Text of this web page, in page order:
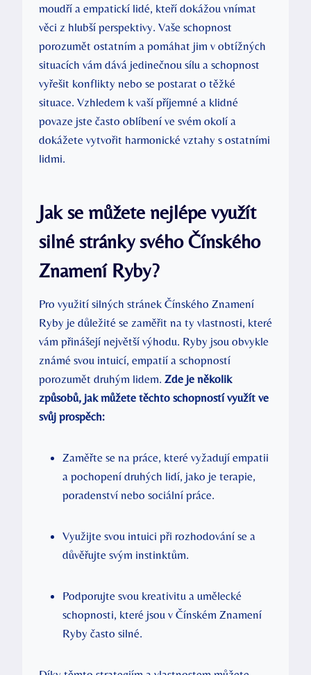
moudří a empatickí lidé, kteří dokážou vnímat
věci z hlubší perspektivy. Vaše schopnost
porozumět ostatním a pomáhat jim v obtížných
situacích vám dává jedinečnou sílu a schopnost
vyřešit konflikty nebo se postarat o těžké
situace. Vzhledem k vaší příjemné a klidné
povaze jste často oblíbení ve svém okolí a
dokážete vytvořit harmonické vztahy s ostatními
lidmi.
Jak se můžete nejlépe využít
silné stránky svého Čínského
Znamení Ryby?
Pro využití silných stránek Čínského Znamení
Ryby je důležité se zaměřit na ty vlastnosti, které
vám přinášejí největší výhodu. Ryby jsou obvykle
známé svou intuicí, empatií a schopností
porozumět druhým lidem. Zde je několik
způsobů, jak můžete těchto schopností využít ve
svůj prospěch:
Zaměřte se na práce, které vyžadují empatii
a pochopení druhých lidí, jako je terapie,
poradenství nebo sociální práce.
Využijte svou intuici při rozhodování se a
důvěřujte svým instinktům.
Podporujte svou kreativitu a umělecké
schopnosti, které jsou v Čínském Znamení
Ryby často silné.